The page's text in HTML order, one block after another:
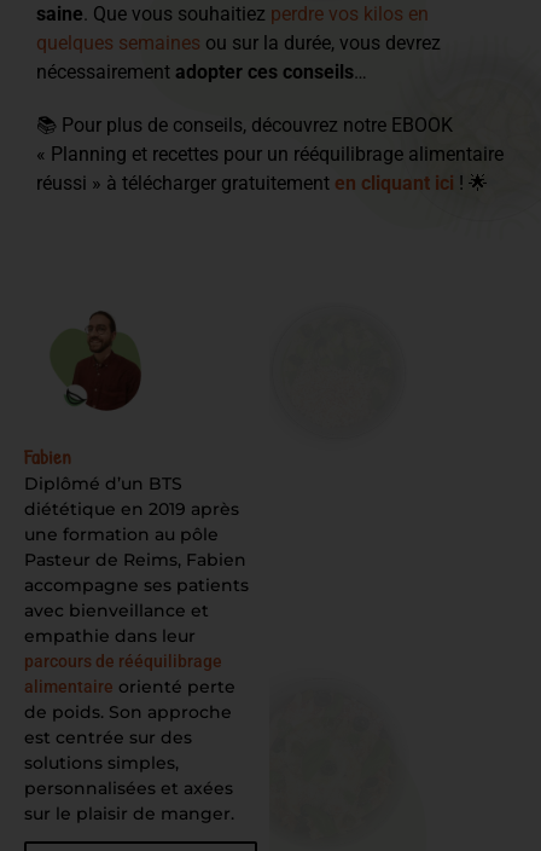
saine. Que vous souhaitiez perdre vos kilos en
quelques semaines ou sur la durée, vous devrez
nécessairement adopter ces conseils…
📚 Pour plus de conseils, découvrez notre EBOOK
« Planning et recettes pour un rééquilibrage alimentaire
réussi » à télécharger gratuitement en cliquant ici ! 🌟
Fabien
Diplômé d’un BTS
diététique en 2019 après
une formation au pôle
Pasteur de Reims, Fabien
accompagne ses patients
avec bienveillance et
empathie dans leur
parcours de rééquilibrage
alimentaire orienté perte
de poids. Son approche
est centrée sur des
solutions simples,
personnalisées et axées
sur le plaisir de manger.